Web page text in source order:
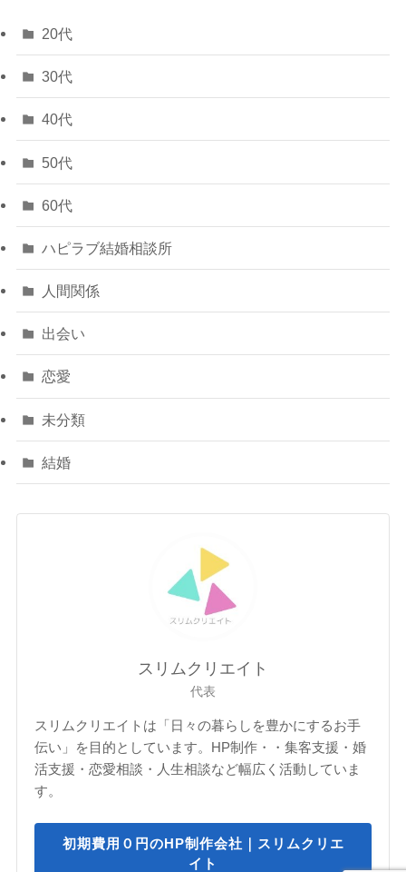
20代
30代
40代
50代
60代
ハピラブ結婚相談所
人間関係
出会い
恋愛
未分類
結婚
スリムクリエイト
代表
スリムクリエイトは「日々の暮らしを豊かにするお手
伝い」を目的としています。HP制作・・集客支援・婚
活支援・恋愛相談・人生相談など幅広く活動していま
す。
初期費用０円のHP制作会社｜スリムクリエ
イト